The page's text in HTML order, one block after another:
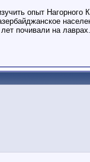
опыт
почивали на